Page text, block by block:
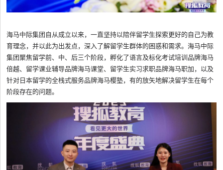
海马中际集团自从成立以来，一直坚持以陪伴留学生探索更好的自己为教
育理念，并以此为出发点，深入了解留学生群体的困惑和需求。海马中际
集团聚焦留学前、中、后三个阶段，孵化了语言及标化考试培训品牌海马
倍越、留学课业辅导品牌海马课堂、留学生实习求职品牌海马职加，以及
针对日本留学的全栈式服务品牌海马樱塾，有的放矢地解决留学生在每个
阶段存在的问题。